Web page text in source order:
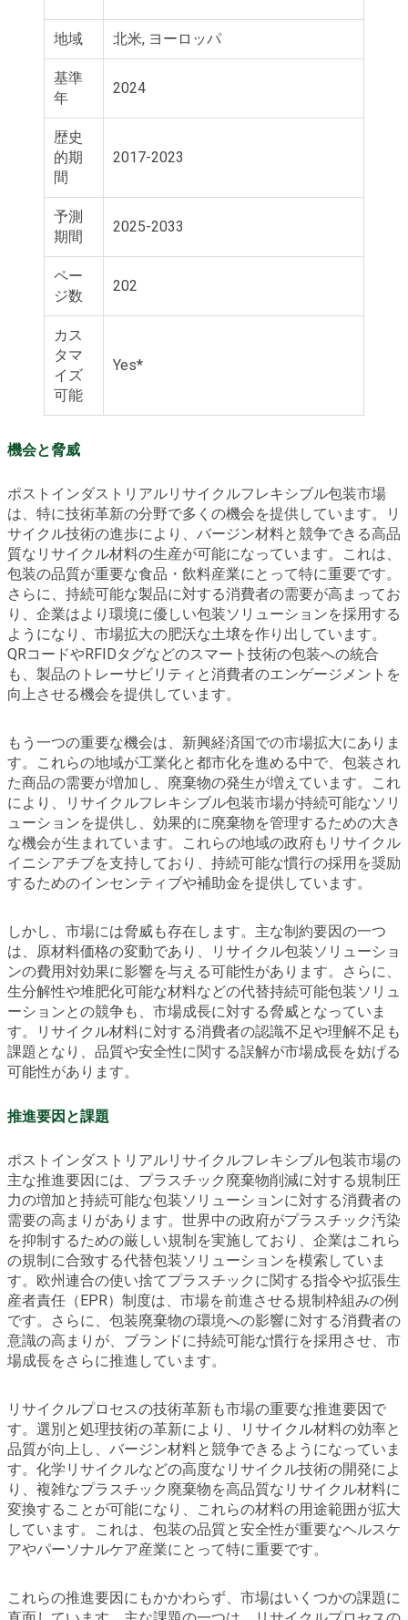
地域 北米, ヨーロッパ
基準
年
2024
歴史
的期
間
2017-2023
予測
期間
2025-2033
ペー
ジ数
202
カス
タマ
イズ
可能
Yes*
機会と脅威
ポストインダストリアルリサイクルフレキシブル包装市場
は、特に技術革新の分野で多くの機会を提供しています。リ
サイクル技術の進歩により、バージン材料と競争できる高品
質なリサイクル材料の生産が可能になっています。これは、
包装の品質が重要な食品・飲料産業にとって特に重要です。
さらに、持続可能な製品に対する消費者の需要が高まってお
り、企業はより環境に優しい包装ソリューションを採用する
ようになり、市場拡大の肥沃な土壌を作り出しています。
QRコードやRFIDタグなどのスマート技術の包装への統合
も、製品のトレーサビリティと消費者のエンゲージメントを
向上させる機会を提供しています。
もう一つの重要な機会は、新興経済国での市場拡大にありま
す。これらの地域が工業化と都市化を進める中で、包装され
た商品の需要が増加し、廃棄物の発生が増えています。これ
により、リサイクルフレキシブル包装市場が持続可能なソリ
ューションを提供し、効果的に廃棄物を管理するための大き
な機会が生まれています。これらの地域の政府もリサイクル
イニシアチブを支持しており、持続可能な慣行の採用を奨励
するためのインセンティブや補助金を提供しています。
しかし、市場には脅威も存在します。主な制約要因の一つ
は、原材料価格の変動であり、リサイクル包装ソリューショ
ンの費用対効果に影響を与える可能性があります。さらに、
生分解性や堆肥化可能な材料などの代替持続可能包装ソリュ
ーションとの競争も、市場成長に対する脅威となっていま
す。リサイクル材料に対する消費者の認識不足や理解不足も
課題となり、品質や安全性に関する誤解が市場成長を妨げる
可能性があります。
推進要因と課題
ポストインダストリアルリサイクルフレキシブル包装市場の
主な推進要因には、プラスチック廃棄物削減に対する規制圧
力の増加と持続可能な包装ソリューションに対する消費者の
需要の高まりがあります。世界中の政府がプラスチック汚染
を抑制するための厳しい規制を実施しており、企業はこれら
の規制に合致する代替包装ソリューションを模索していま
す。欧州連合の使い捨てプラスチックに関する指令や拡張生
産者責任（EPR）制度は、市場を前進させる規制枠組みの例
です。さらに、包装廃棄物の環境への影響に対する消費者の
意識の高まりが、ブランドに持続可能な慣行を採用させ、市
場成長をさらに推進しています。
リサイクルプロセスの技術革新も市場の重要な推進要因で
す。選別と処理技術の革新により、リサイクル材料の効率と
品質が向上し、バージン材料と競争できるようになっていま
す。化学リサイクルなどの高度なリサイクル技術の開発によ
り、複雑なプラスチック廃棄物を高品質なリサイクル材料に
変換することが可能になり、これらの材料の用途範囲が拡大
しています。これは、包装の品質と安全性が重要なヘルスケ
アやパーソナルケア産業にとって特に重要です。
これらの推進要因にもかかわらず、市場はいくつかの課題に